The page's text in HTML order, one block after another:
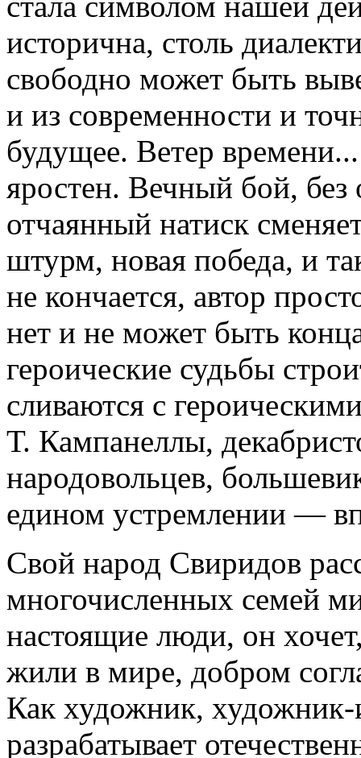
исторична, столь
свободно может быть
и из современности и
будущее. Ветер
яростен. Вечный бой, без
отчаянный натиск
штурм, новая победа, и
не кончается, автор
нет и не может быть
героические судьбы
сливаются с
Т. Кампанеллы,
народовольцев,
едином устремлении —
Свой народ Свиридов
многочисленных семей
настоящие люди, он
жили в мире, добром
Как художник, художник-
разрабатывает